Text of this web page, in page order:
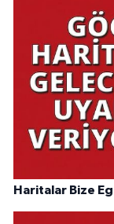
Haritalar Bize